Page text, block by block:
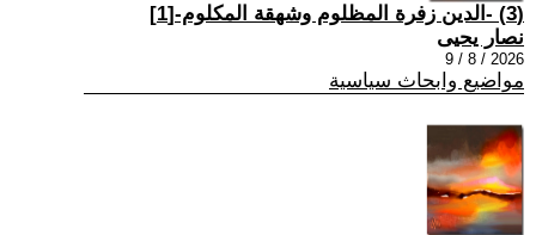
(3) -الدين زفرة المظلوم وشهقة المكلوم-[1]
نصار يحيى
2026 / 8 / 9
مواضيع وابحاث سياسية